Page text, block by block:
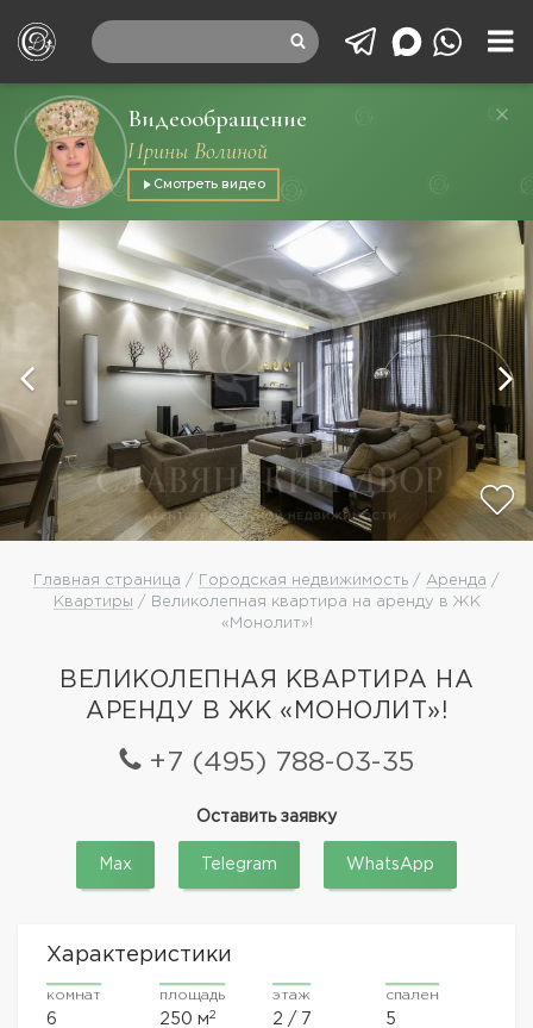
Видеообращение
Ирины Волиной
Смотреть видео
Главная страница / Городская недвижимость / Аренда /
Квартиры / Великолепная квартира на аренду в ЖК
«Монолит»!
ВЕЛИКОЛЕПНАЯ КВАРТИРА НА
АРЕНДУ В ЖК «МОНОЛИТ»!
+7 (495) 788-03-35
Оставить заявку
Max Telegram WhatsApp
Характеристики
комнат
6
площадь
250 м2
этаж
2 / 7
спален
5